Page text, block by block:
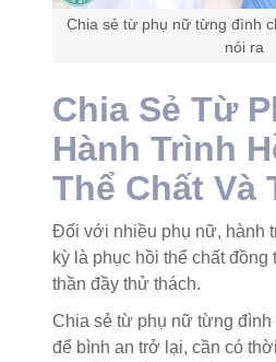
Chia sẻ từ phụ nữ từng đình
nói ra
Chia Sẻ Từ
Hành Trình
Thể Chất Và
Đối với nhiều phụ nữ, hành
kỳ là phục hồi thể chất
thần đầy thử thách.
Chia sẻ từ phụ nữ từng đình
để bình an trở lại, cần có